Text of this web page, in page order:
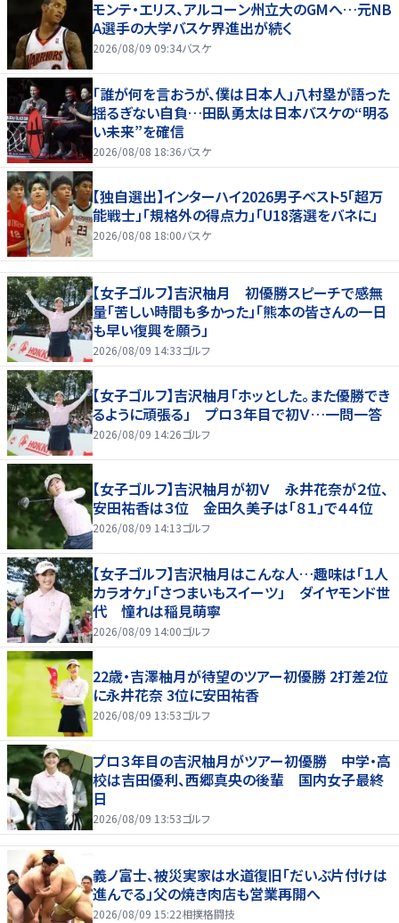
モンテ・エリス、アルコーン州立大のGMへ…元NB
A選手の大学バスケ界進出が続く
2026/08/09 09:34バスケ
「誰が何を言おうが、僕は日本人」八村塁が語った
揺るぎない自負…田臥勇太は日本バスケの“明る
い未来”を確信
2026/08/08 18:36バスケ
【独自選出】インターハイ2026男子ベスト5「超万
能戦士」「規格外の得点力」「U18落選をバネに」
2026/08/08 18:00バスケ
【女子ゴルフ】吉沢柚月 初優勝スピーチで感無
量「苦しい時間も多かった」「熊本の皆さんの一日
も早い復興を願う」
2026/08/09 14:33ゴルフ
【女子ゴルフ】吉沢柚月「ホッとした。また優勝でき
るように頑張る」 プロ３年目で初Ｖ…一問一答
2026/08/09 14:26ゴルフ
【女子ゴルフ】吉沢柚月が初Ｖ 永井花奈が２位、
安田祐香は３位 金田久美子は「８１」で４４位
2026/08/09 14:13ゴルフ
【女子ゴルフ】吉沢柚月はこんな人…趣味は「１人
カラオケ」「さつまいもスイーツ」 ダイヤモンド世
代 憧れは稲見萌寧
2026/08/09 14:00ゴルフ
22歳・吉澤柚月が待望のツアー初優勝 2打差2位
に永井花奈 3位に安田祐香
2026/08/09 13:53ゴルフ
プロ３年目の吉沢柚月がツアー初優勝 中学・高
校は吉田優利、西郷真央の後輩 国内女子最終
日
2026/08/09 13:53ゴルフ
義ノ富士、被災実家は水道復旧「だいぶ片付けは
進んでる」父の焼き肉店も営業再開へ
2026/08/09 15:22相撲格闘技